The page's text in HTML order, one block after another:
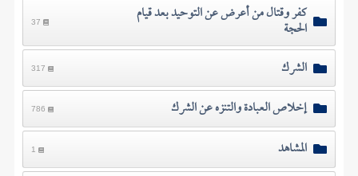
كفر وقتال من أعرض عن التوحيد بعد قيام
الحجة 37
الشرك 317
إخلاص العبادة والتنزه عن الشرك 786
المشاهد 1